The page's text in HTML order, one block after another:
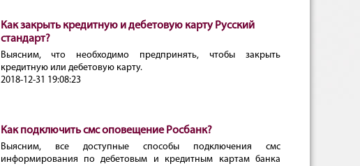
Как закрыть кредитную и дебетовую карту Русский
стандарт?
Выясним, что необходимо предпринять, чтобы закрыть
кредитную или дебетовую карту.
2018-12-31 19:08:23
Как подключить смс оповещение Росбанк?
Выясним, все доступные способы подключения смс
информирования по дебетовым и кредитным картам банка